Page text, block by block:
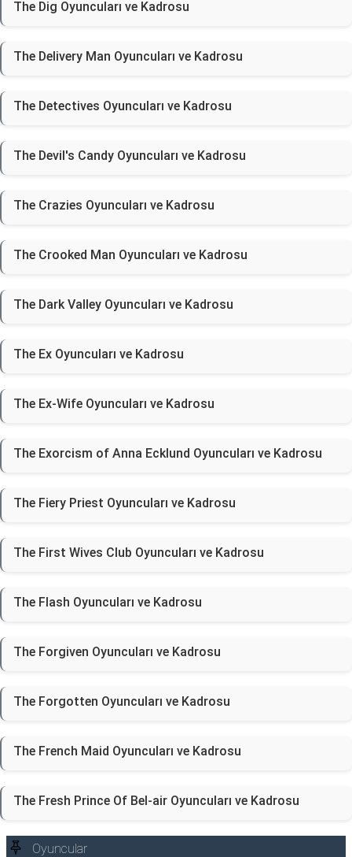
The Dig Oyuncuları ve Kadrosu
The Delivery Man Oyuncuları ve Kadrosu
The Detectives Oyuncuları ve Kadrosu
The Devil's Candy Oyuncuları ve Kadrosu
The Crazies Oyuncuları ve Kadrosu
The Crooked Man Oyuncuları ve Kadrosu
The Dark Valley Oyuncuları ve Kadrosu
The Ex Oyuncuları ve Kadrosu
The Ex-Wife Oyuncuları ve Kadrosu
The Exorcism of Anna Ecklund Oyuncuları ve Kadrosu
The Fiery Priest Oyuncuları ve Kadrosu
The First Wives Club Oyuncuları ve Kadrosu
The Flash Oyuncuları ve Kadrosu
The Forgiven Oyuncuları ve Kadrosu
The Forgotten Oyuncuları ve Kadrosu
The French Maid Oyuncuları ve Kadrosu
The Fresh Prince Of Bel-air Oyuncuları ve Kadrosu
Oyuncular